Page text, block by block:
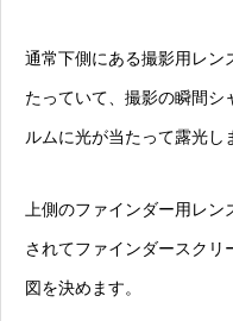
通常下側にある撮影用レン
たっていて、撮影の瞬間シ
ルムに光が当たって露光し
上側のファインダー用レ
されてファインダースクリ
図を決めます。